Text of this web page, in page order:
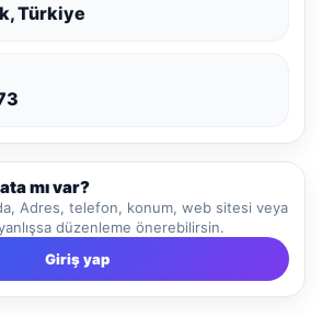
Türkiye
mı var?
Adres, telefon, konum, web sitesi veya
düzenleme önerebilirsin.
Giriş yap